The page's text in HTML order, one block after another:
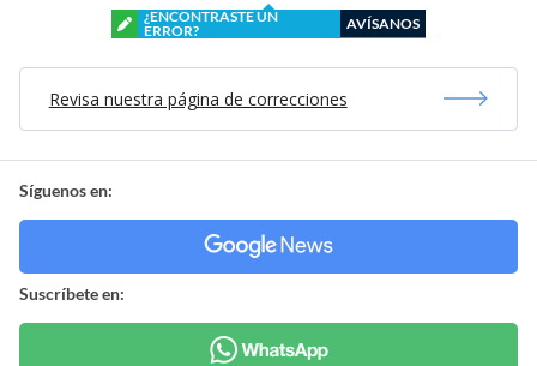
¿ENCONTRASTE UN
ERROR?
AVÍSANOS
Revisa nuestra página de correcciones
Síguenos en:
Suscríbete en: